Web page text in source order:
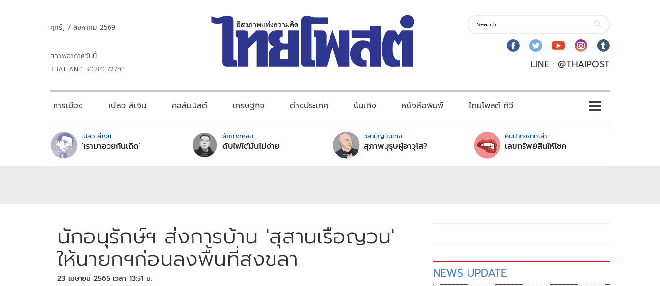
ศุกร์, 7 สิงหาคม 2569
สภาพอากาศวันนี้
THAILAND 30.8°C/27°C
LINE : @THAIPOST
การเมือง เปลว สีเงิน คอลัมนิสต์ เศรษฐกิจ ต่างประเทศ บันเทิง หนังสือพิมพ์ ไทยโพสต์ ทีวี
เปลว สีเงิน
‘เรามาอวยกันเถิด’
ผักกาดหอม
ดับไฟใต้มันไม่ง่าย
วิสามัญบันเทิง
สุภาพบุรุษผู้อาวุโส?
คันปากอยากเล่า
เลขทรัพย์สินให้โชค
นักอนุรักษ์ฯ ส่งการบ้าน 'สุสานเรือญวน'
ให้นายกฯก่อนลงพื้นที่สงขลา
23 เมษายน 2565 เวลา 13:51 น. NEWS UPDATE